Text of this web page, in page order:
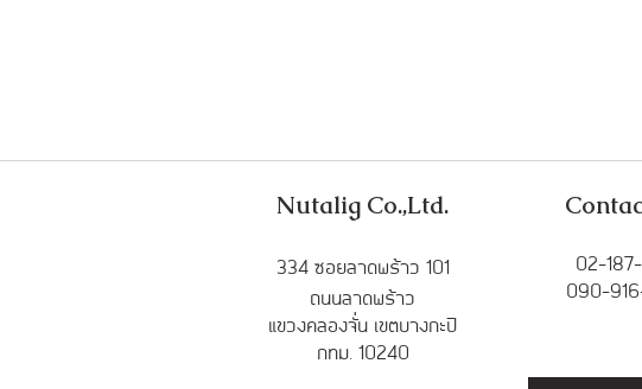
Nutalig Co.,Ltd.
334 ซอยลาดพร้าว 101
ถนนลาดพร้าว
แขวงคลองจั่น เขตบางกะปิ
กทม. 10240
02-
090-